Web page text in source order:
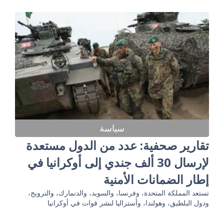
سياسة
تقارير صحفية: عدد من الدول مستعدة
لإرسال 30 ألف جندي إلى أوكرانيا في
إطار الضمانات الأمنية
تستعد المملكة المتحدة، وفرنسا، والسويد، والدنمارك، والنرويج،
ودول البلطيق، وهولندا، وأستراليا لنشر قوات في أوكرانيا